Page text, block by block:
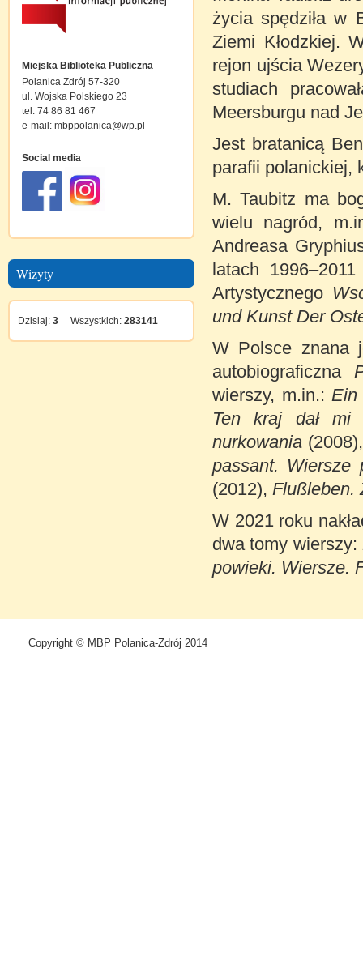
Miejska Biblioteka Publiczna
Polanica Zdrój 57-320
ul. Wojska Polskiego 23
tel. 74 86 81 467
e-mail: mbppolanica@wp.pl
Social media
Wizyty
Dzisiaj: 3 Wszystkich: 283141
życia spędziła w
Ziemi Kłodzkiej.
rejon ujścia
studiach
Meersburgu nad
Jest bratanicą
parafii polanickiej,
M. Taubitz ma
wielu nagród,
Andreasa
latach
Artystycznego
und Kunst Der
W Polsce znana
autobiograficzna
wierszy, m.in.: Ein
Ten kraj dał
nurkowania
passant.
(2012), Flußleben.
W 2021 roku
dwa tomy wierszy:
powieki. Wiersze.
Copyright © MBP Polanica-Zdrój 2014